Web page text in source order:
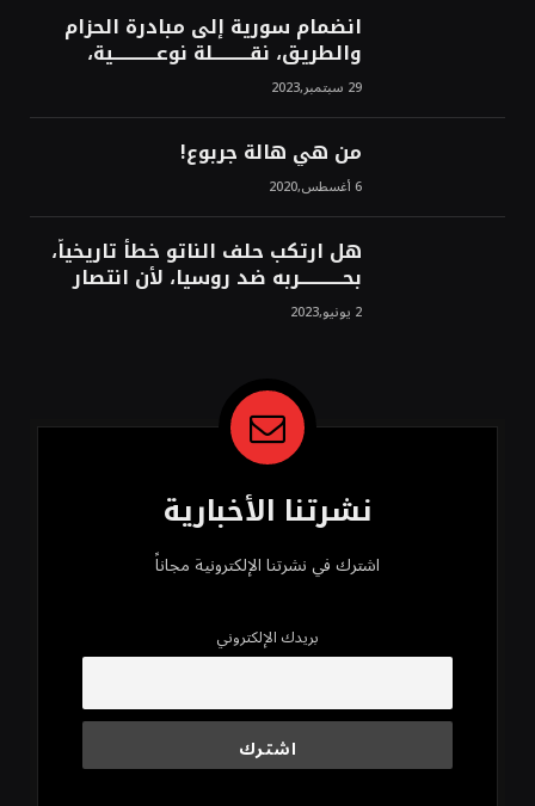
انضمام سورية إلى مبادرة الحزام
والطريق، نقــــــــــلة نوعــــــــــــية،
استراتيجية، تاريخية، نهائية، نحو
الشرق!محمد محسن29 سبتمبر,2023
من هي هالة جربوع!
6 أغسطس,2020
هل ارتكب حلف الناتو خطأً تاريخياً،
بحــــــــــــربه ضد روسيا، لأن انتصار
روسيا الحتمي، سيفتت الناتو!محمد
محسن 2 يونيو,2023
نشرتنا الأخبارية
اشترك في نشرتنا الإلكترونية مجاناً
بريدك الإلكتروني